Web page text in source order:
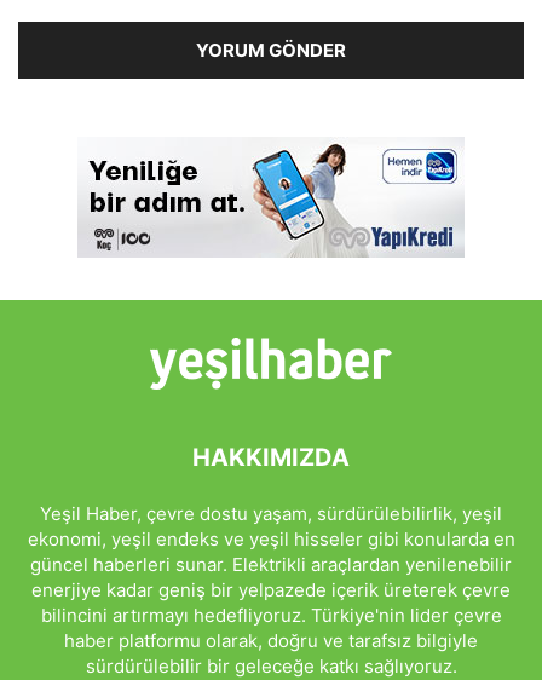
HAKKIMIZDA
Yeşil Haber, çevre dostu yaşam, sürdürülebilirlik, yeşil
ekonomi, yeşil endeks ve yeşil hisseler gibi konularda en
güncel haberleri sunar. Elektrikli araçlardan yenilenebilir
enerjiye kadar geniş bir yelpazede içerik üreterek çevre
bilincini artırmayı hedefliyoruz. Türkiye'nin lider çevre
haber platformu olarak, doğru ve tarafsız bilgiyle
sürdürülebilir bir geleceğe katkı sağlıyoruz.